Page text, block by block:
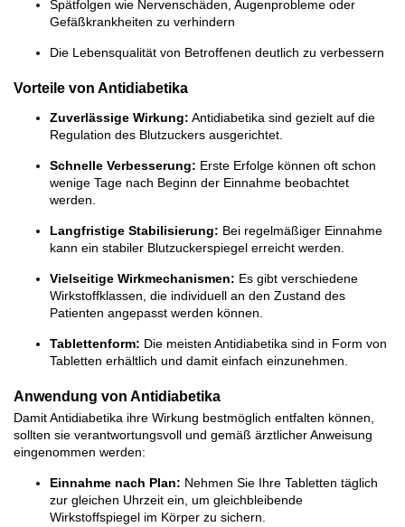
Spätfolgen wie Nervenschäden, Augenprobleme oder
Gefäßkrankheiten zu verhindern
Die Lebensqualität von Betroffenen deutlich zu verbessern
Vorteile von Antidiabetika
Zuverlässige Wirkung: Antidiabetika sind gezielt auf die
Regulation des Blutzuckers ausgerichtet.
Schnelle Verbesserung: Erste Erfolge können oft schon
wenige Tage nach Beginn der Einnahme beobachtet
werden.
Langfristige Stabilisierung: Bei regelmäßiger Einnahme
kann ein stabiler Blutzuckerspiegel erreicht werden.
Vielseitige Wirkmechanismen: Es gibt verschiedene
Wirkstoffklassen, die individuell an den Zustand des
Patienten angepasst werden können.
Tablettenform: Die meisten Antidiabetika sind in Form von
Tabletten erhältlich und damit einfach einzunehmen.
Anwendung von Antidiabetika
Damit Antidiabetika ihre Wirkung bestmöglich entfalten können,
sollten sie verantwortungsvoll und gemäß ärztlicher Anweisung
eingenommen werden:
Einnahme nach Plan: Nehmen Sie Ihre Tabletten täglich
zur gleichen Uhrzeit ein, um gleichbleibende
Wirkstoffspiegel im Körper zu sichern.